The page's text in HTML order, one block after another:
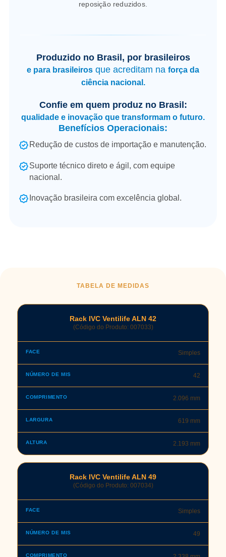
reposição reduzidos.
Produzido no Brasil, por brasileiros
e para brasileiros que acreditam na força da
ciência nacional.
Confie em quem produz no Brasil:
qualidade e inovação que transformam o futuro.
Benefícios Operacionais:
Redução de custos de importação e manutenção.
Suporte técnico direto e ágil, com equipe
nacional.
Inovação brasileira com excelência global.
TABELA DE MEDIDAS
Rack IVC Ventilife ALN 42
(Código do Produto: 007033)
Simples
42
2.096 mm
619 mm
2.193 mm
Rack IVC Ventilife ALN 49
(Código do Produto: 007034)
Simples
49